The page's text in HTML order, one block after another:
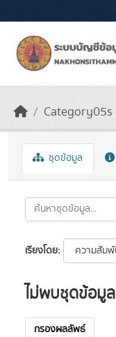
Category05s
ชุดข้อมูล
เรียงโดย
ไม่พบชุดข้อมูล
กรองผลลัพธ์